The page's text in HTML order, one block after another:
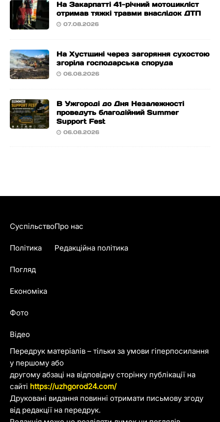
На Закарпатті 41-річний мотоцикліст
отримав тяжкі травми внаслідок ДТП
07.08.2026
На Хустщині через загоряння сухостою
згоріла господарська споруда
06.08.2026
В Ужгороді до Дня Незалежності
проведуть благодійний Summer
Support Fest
06.08.2026
Передрук матеріалів – тільки за умови гіперпосилання
у першому або
другому абзаці на відповідну сторінку публікації на
сайті https://uzhgorod24.com/
Друковані видання повинні отримати письмову згоду
від редакції на передрук.
Суспільство
Політика
Погляд
Економіка
Фото
Відео
Про нас
Редакційна політика